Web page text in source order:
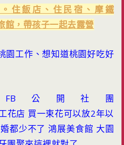
住飯店、住民宿、摩鐵
，帶孩子一起去露營
園工作、想知道桃園好吃好
公開社團